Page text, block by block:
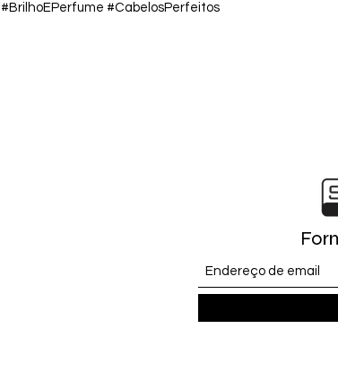
#BrilhoEPerfume #CabelosPerfeitos